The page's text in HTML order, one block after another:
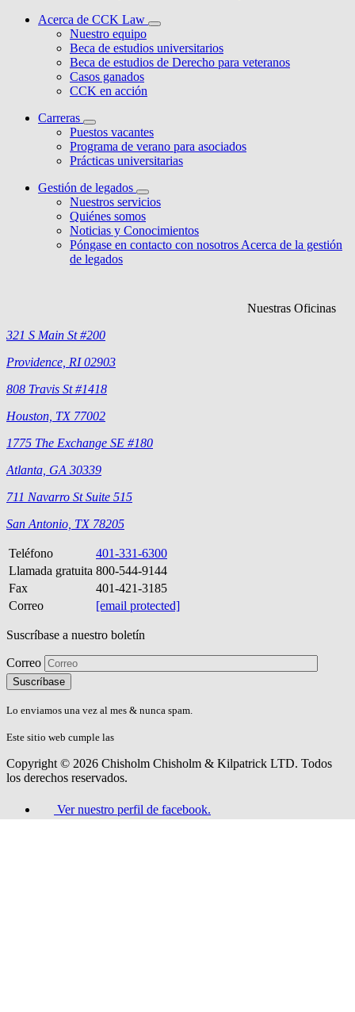
Acerca de CCK Law
Nuestro equipo
Beca de estudios universitarios
Beca de estudios de Derecho para veteranos
Casos ganados
CCK en acción
Carreras
Puestos vacantes
Programa de verano para asociados
Prácticas universitarias
Gestión de legados
Nuestros servicios
Quiénes somos
Noticias y Conocimientos
Póngase en contacto con nosotros Acerca de la gestión
de legados
Nuestras Oficinas
321 S Main St #200
Providence, RI 02903
808 Travis St #1418
Houston, TX 77002
1775 The Exchange SE #180
Atlanta, GA 30339
711 Navarro St Suite 515
San Antonio, TX 78205
Teléfono
401-331-6300
Llamada gratuita 800-544-9144
Fax
401-421-3185
Correo
[email protected]
Suscríbase a nuestro boletín
Correo
Please
don\'t
fill
field.
Lo enviamos una vez al mes & nunca spam.
Este sitio web cumple las
Copyright © 2026 Chisholm Chisholm & Kilpatrick LTD. Todos
los derechos reservados.
Ver nuestro perfil de facebook.